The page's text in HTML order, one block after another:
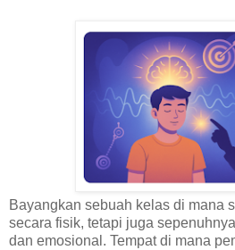
Bayangkan sebuah kelas di mana
secara fisik, tetapi juga
dan emosional. Tempat di mana